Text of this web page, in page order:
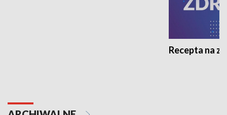
Recepta na